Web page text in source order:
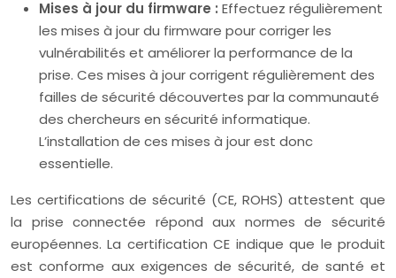
Mises à jour du firmware : Effectuez régulièrement
les mises à jour du firmware pour corriger les
vulnérabilités et améliorer la performance de la
prise. Ces mises à jour corrigent régulièrement des
failles de sécurité découvertes par la communauté
des chercheurs en sécurité informatique.
L’installation de ces mises à jour est donc
essentielle.
Les certifications de sécurité (CE, ROHS) attestent que
la prise connectée répond aux normes de sécurité
européennes. La certification CE indique que le produit
est conforme aux exigences de sécurité, de santé et